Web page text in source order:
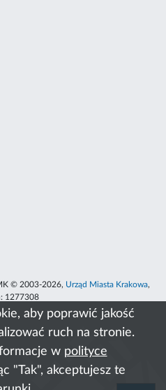
aby poprawić jakość
ruch na stronie.
w polityce
"Tak", akceptujesz te
© 2003-2026, Urząd Miasta Krakowa,
1277308